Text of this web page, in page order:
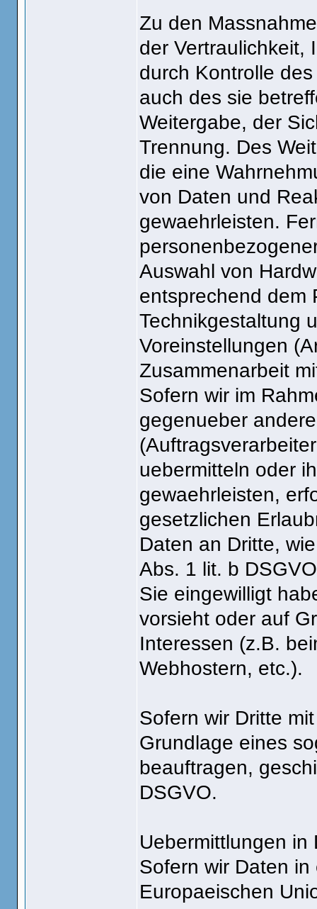
Zu den
der Vertraulichkeit,
durch Kontrolle
auch des sie
Weitergabe, der
Trennung. Des
die eine
von Daten und
gewaehrleisten.
Auswahl von
entsprechend dem
Technikgestaltung
Voreinstellungen
Zusammenarbeit
Sofern wir im
gegenueber
uebermitteln oder
gewaehrleisten,
gesetzlichen
Daten an Dritte,
Abs. 1 lit. b
Sie eingewilligt
vorsieht oder auf
Interessen (z.B.
Webhostern, etc.).
Sofern wir Dritte
Grundlage eines
beauftragen,
DSGVO.
Uebermittlungen in
Sofern wir Daten
Europaeischen